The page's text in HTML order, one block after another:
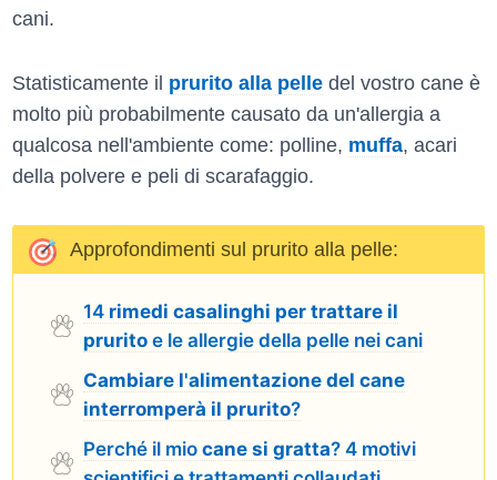
cani.
Statisticamente il prurito alla pelle del vostro cane è
molto più probabilmente causato da un'allergia a
qualcosa nell'ambiente come: polline, muffa, acari
della polvere e peli di scarafaggio.
Approfondimenti sul prurito alla pelle:
14 rimedi casalinghi per trattare il
pruritoe le allergie della pelle nei cani
Cambiare l'alimentazione del cane
interromperà il prurito?
Perché il mio cane si gratta? 4 motivi